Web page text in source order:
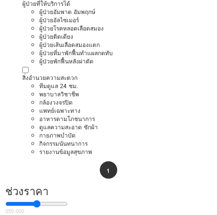
ผู้ป่วยที่ให้บริการได้
ผู้ป่วยอัมพาต อัมพฤกษ์
ผู้ป่วยอัลไซเมอร์
ผู้ป่วยโรคหลอดเลือดสมอง
ผู้ป่วยติดเตียง
ผู้ป่วยเส้นเลือดสมองแตก
ผู้ป่วยที่มาพักฟื้นทำแผลกดทับ
ผู้ป่วยพักฟื้นหลังผ่าตัด
สิ่งอำนวยความสะดวก
ทีมดูแล 24 ชม.
พยาบาลวิชาชีพ
กล้องวงจรปิด
แพทย์เฉพาะทาง
อาหารตามโภชนาการ
ดูแลความสะอาด ซักผ้า
กายภาพบำบัด
กิจกรรมนันทนาการ
รายงานข้อมูลสุขภาพ
1
ช่วงราคา
050,000